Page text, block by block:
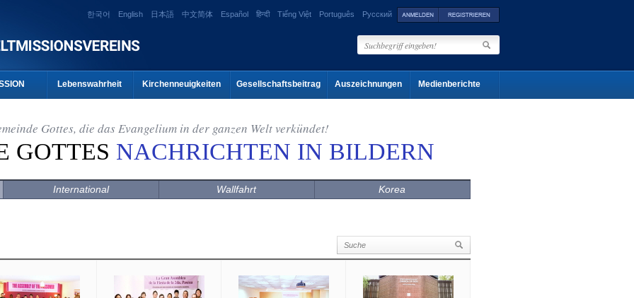
한국어 English 日本語 中文简体 Español हिन्दी Tiếng Việt Português Русский
Lebenswahrheit Kirchenneuigkeiten Gesellschaftsbeitrag Auszeichnungen Medienberichte
Gottes, die das Evangelium in der ganzen Welt verkündet!
GOTTES NACHRICHTEN IN BILDERN
International Wallfahrt Korea